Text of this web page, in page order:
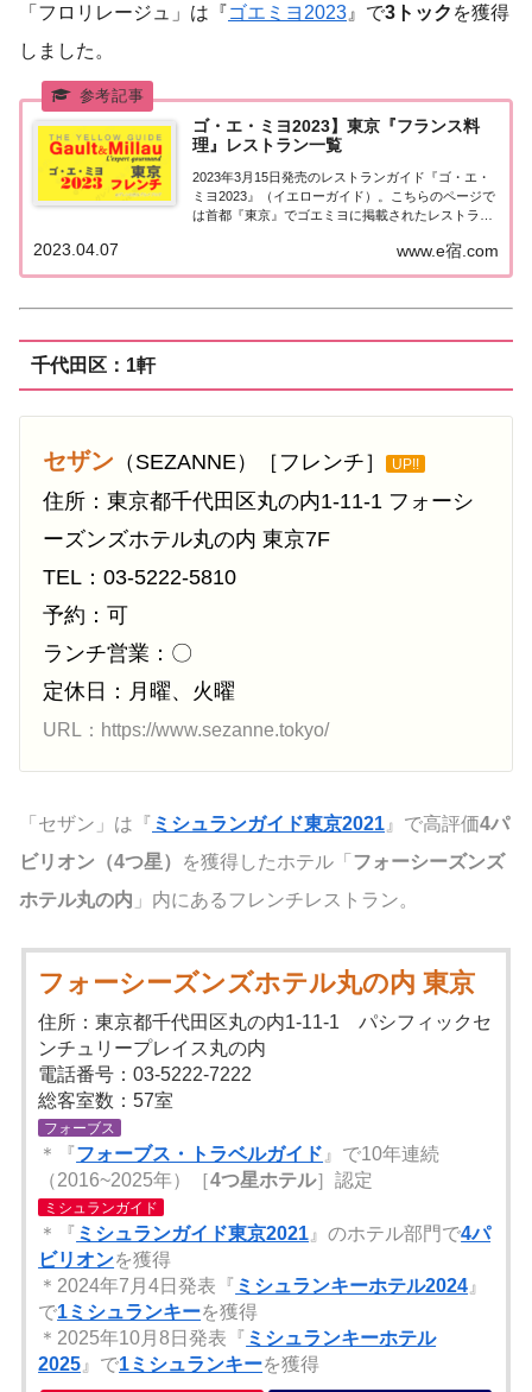
「フロリレージュ」は『ゴエミヨ2023 』で3トック を獲得
しました。
ゴ・エ・ミヨ2023】東京『フランス料
理』レストラン一覧
2023年3月15日発売のレストランガイド『ゴ・エ・
ミヨ2023』（イエローガイド）。こちらのページで
は首都『東京』でゴエミヨに掲載されたレストラン
にまとめました。ゴエミヨ2023『東京』フレンチ関
東「東京エリア」で「ゴ・エ・ミヨ20...
www.e宿.com
2023.04.07
千代田区：1軒
セザン （SEZANNE）［フレンチ］ UP!!
住所：東京都千代田区丸の内1-11-1 フォーシ
ーズンズホテル丸の内 東京7F
TEL：03-5222-5810
予約：可
ランチ営業：〇
定休日：月曜、火曜
URL：https://www.sezanne.tokyo/
「セザン」は『 ミシュランガイド東京2021 』で高評価4パ
ビリオン（4つ星）
を獲得したホテル「 フォーシーズンズ
ホテル丸の内 」内にあるフレンチレストラン。
フォーシーズンズホテル丸の内 東京
住所：東京都千代田区丸の内1-11-1 パシフィックセ
ンチュリープレイス丸の内
電話番号：03-5222-7222
総客室数：57室
フォーブス
＊『フォーブス・トラベルガイド 』で10年連続
（2016~2025年）［4つ星ホテル］認定
ミシュランガイド
＊『 ミシュランガイド東京2021 』のホテル部門で4パ
ビリオンを獲得
＊2024年7月4日発表『 ミシュランキーホテル2024 』
で1ミシュランキーを獲得
＊2025年10月8日発表『 ミシュランキーホテル
2025 』で1ミシュランキーを獲得